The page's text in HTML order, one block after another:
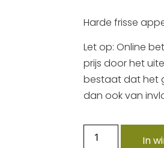
Harde frisse
Let op: Online
prijs door het
bestaat dat het
dan ook van
In